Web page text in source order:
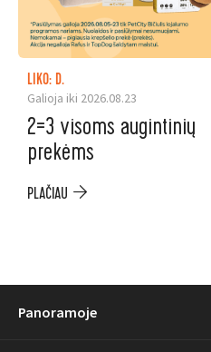
LIKO: D.
Galioja iki 2026.08.23
2=3 visoms augintinių
prekėms
PLAČIAU
Panoramoje